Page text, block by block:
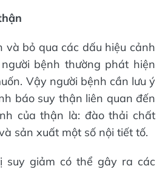
và bỏ qua các dấu hiệu cảnh
bệnh thường phát hiện
Vậy người bệnh cần lưu ý
báo suy thận liên quan đến
của thận là: đào thải chất
sản xuất một số nội tiết tố.
suy giảm có thể gây ra các